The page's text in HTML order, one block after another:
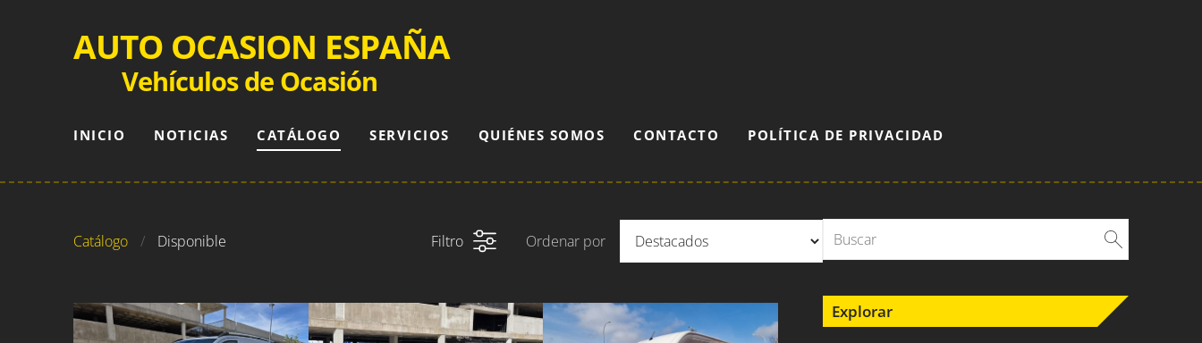
AUTO OCASION ESPAÑA
Vehículos de Ocasión
INICIO NOTICIAS CATÁLOGO SERVICIOS QUIÉNES SOMOS CONTACTO POLÍTICA DE PRIVACIDAD
Explorar
Catálogo Disponible Filtro Ordenar por